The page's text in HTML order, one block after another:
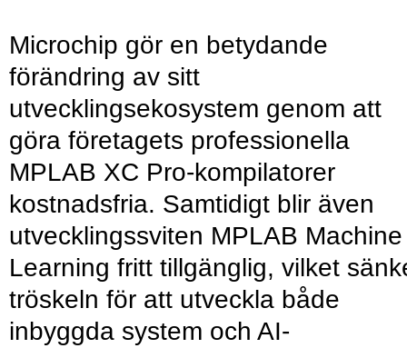
Microchip gör en betydande
förändring av sitt
utvecklingsekosystem genom att
göra företagets professionella
MPLAB XC Pro-kompilatorer
kostnadsfria. Samtidigt blir även
utvecklingssviten MPLAB Machine
Learning fritt tillgänglig, vilket
tröskeln för att utveckla både
inbyggda system och AI-